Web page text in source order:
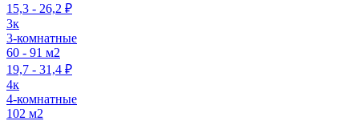
15,3 - 26,2 ₽
3к
3-комнатные
60 - 91 м2
19,7 - 31,4 ₽
4к
4-комнатные
102 м2